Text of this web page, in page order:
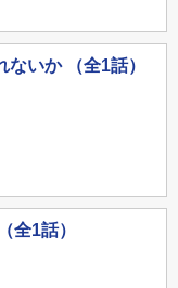
いか （全1話）
全1話）